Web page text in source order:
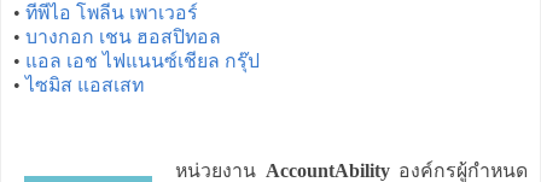
• ทีพีไอ โพลีน เพาเวอร์
• บางกอก เชน ฮอสปิทอล
• แอล เอช ไฟแนนซ์เชียล กรุ๊ป
•ไซมิส แอสเสท
หน่วยงาน AccountAbilityองค์กรผู้กำหนด